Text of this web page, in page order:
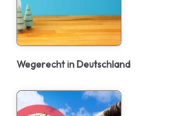
Wegerecht in Deutschland